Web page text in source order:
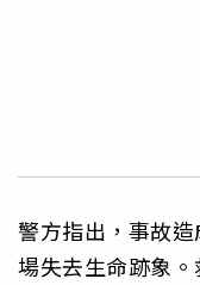
警方指出，事故
場失去生命跡象